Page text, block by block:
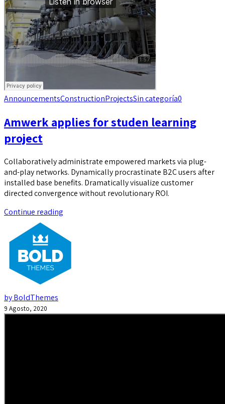
AnnouncementsConstructionProjectsSin categoría0
Amwerk applies for studen learning
project
Collaboratively administrate empowered markets via plug-
and-play networks. Dynamically procrastinate B2C users after
installed base benefits. Dramatically visualize customer
directed convergence without revolutionary ROI.
Continue reading
by BoldThemes
9 Agosto, 2020